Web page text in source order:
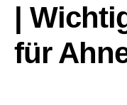
|
für